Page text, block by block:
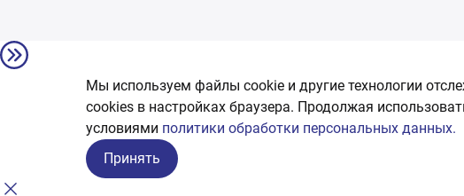
Мы используем файлы cookie и другие технологии
сookies в настройках браузера. Продолжая
условиями политики обработки персональных данных.
Принять